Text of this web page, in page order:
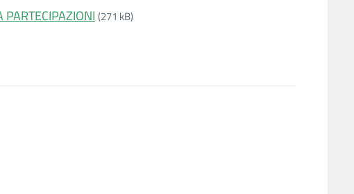
PARTECIPAZIONI (271 kB)